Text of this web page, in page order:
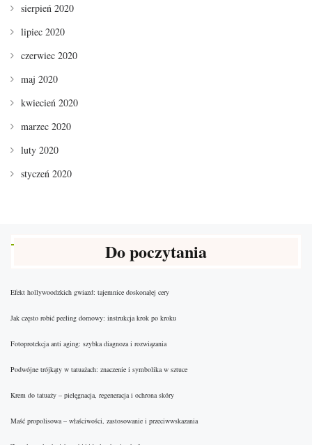
sierpień 2020
lipiec 2020
czerwiec 2020
maj 2020
kwiecień 2020
marzec 2020
luty 2020
styczeń 2020
Do poczytania
Efekt hollywoodzkich gwiazd: tajemnice doskonałej cery
Jak często robić peeling domowy: instrukcja krok po kroku
Fotoprotekcja anti aging: szybka diagnoza i rozwiązania
Podwójne trójkąty w tatuażach: znaczenie i symbolika w sztuce
Krem do tatuaży – pielęgnacja, regeneracja i ochrona skóry
Maść propolisowa – właściwości, zastosowanie i przeciwwskazania